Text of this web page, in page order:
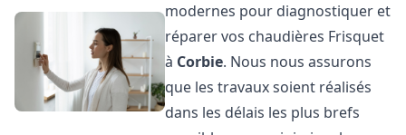
modernes pour diagnostiquer et
réparer vos chaudières Frisquet
à Corbie. Nous nous assurons
que les travaux soient réalisés
dans les délais les plus brefs